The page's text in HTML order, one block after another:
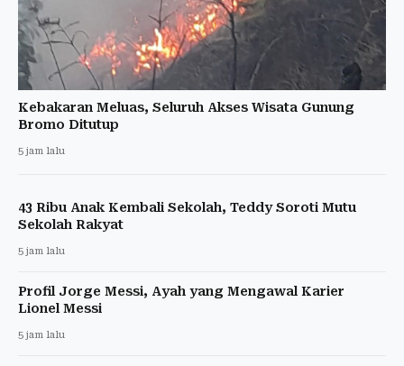
Kebakaran Meluas, Seluruh Akses Wisata Gunung
Bromo Ditutup
5 jam lalu
43 Ribu Anak Kembali Sekolah, Teddy Soroti Mutu
Sekolah Rakyat
5 jam lalu
Profil Jorge Messi, Ayah yang Mengawal Karier
Lionel Messi
5 jam lalu